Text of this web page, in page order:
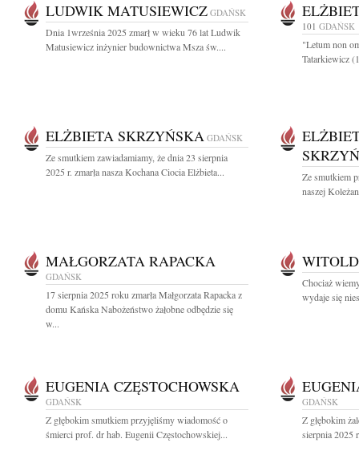
LUDWIK MATUSIEWICZ GDAŃSK
Dnia 1września 2025 zmarł w wieku 76 lat Ludwik
Matusiewicz inżynier budownictwa Msza św....
101 GDAŃSK
"Letum non
Tatarkiewicz
ELŻBIETA SKRZYŃSKA GDAŃSK
Ze smutkiem zawiadamiamy, że dnia 23 sierpnia
2025 r. zmarła nasza Kochana Ciocia Elżbieta...
Ze smutkiem
naszej
MAŁGORZATA RAPACKA
GDAŃSK
17 sierpnia 2025 roku zmarła Małgorzata Rapacka z
domu Kańska Nabożeństwo żałobne odbędzie się
w...
Chociaż
wydaje się
EUGENIA CZĘSTOCHOWSKA
GDAŃSK
Z głębokim smutkiem przyjęliśmy wiadomość o
śmierci prof. dr hab. Eugenii Częstochowskiej...
GDAŃSK
Z głębokim
sierpnia 2025